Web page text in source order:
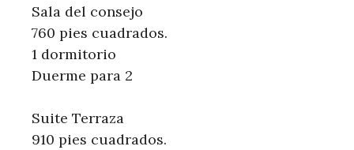
Sala del consejo
760 pies cuadrados.
1 dormitorio
Duerme para 2
Suite Terraza
910 pies cuadrados.